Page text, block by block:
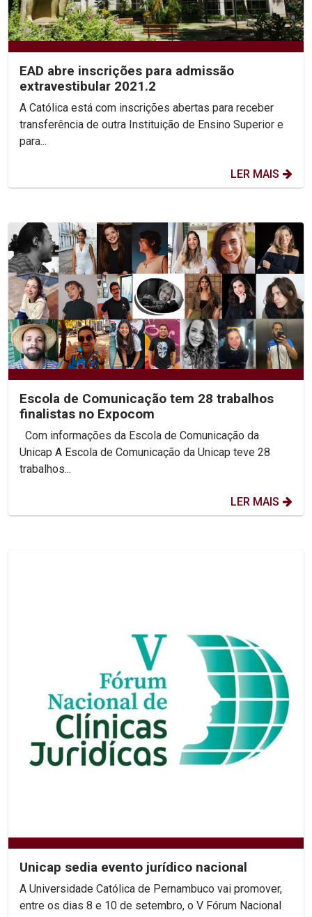
EAD abre inscrições para admissão
extravestibular 2021.2
A Católica está com inscrições abertas para receber
transferência de outra Instituição de Ensino Superior e
para...
LER MAIS
Escola de Comunicação tem 28 trabalhos
finalistas no Expocom
Unicap A Escola de Comunicação da Unicap teve 28
trabalhos...
LER MAIS
Unicap sedia evento jurídico nacional
A Universidade Católica de Pernambuco vai promover,
entre os dias 8 e 10 de setembro, o V Fórum Nacional